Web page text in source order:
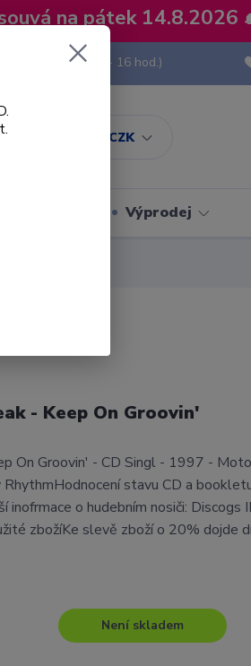
na pátek 14.8.2026
CZK
(Po-Pá, 8 - 16 hod.)
Výprodej
- Keep On Groovin'
On Groovin' - CD Singl - 1997 -
RhythmHodnocení stavu CD a
inofrmace o hudebním nosiči: Discogs
zbožíKe slevě zboží o 20% dojde
Není skladem